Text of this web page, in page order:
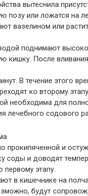
вытеснила
позу или ложатся на
вазелином или
поднимают
кишку. После
В течение этого
ко второму
необходима для
лечебного содового
прокипяченной и
и доводят
первому этапу.
в кишечнике на
будут